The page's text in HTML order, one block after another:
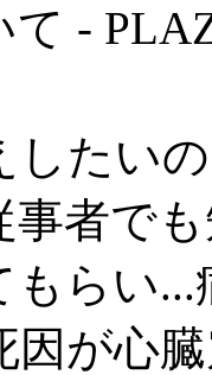
-
したい
事者で
もらい
因が心